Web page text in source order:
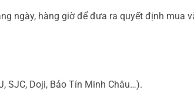
ngày, hàng giờ để đưa ra quyết định mua
SJC, Doji, Bảo Tín Minh Châu…).